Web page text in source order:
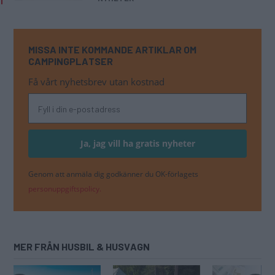
MISSA INTE KOMMANDE ARTIKLAR OM
CAMPINGPLATSER
Få vårt nyhetsbrev utan kostnad
Genom att anmäla dig godkänner du OK-förlagets
personuppgiftspolicy.
MER FRÅN HUSBIL & HUSVAGN